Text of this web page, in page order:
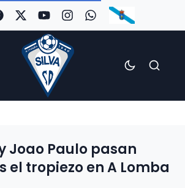
Joao Paulo pasan
el tropiezo en A Lomba